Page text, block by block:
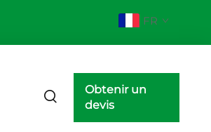
FR
Obtenir un
devis